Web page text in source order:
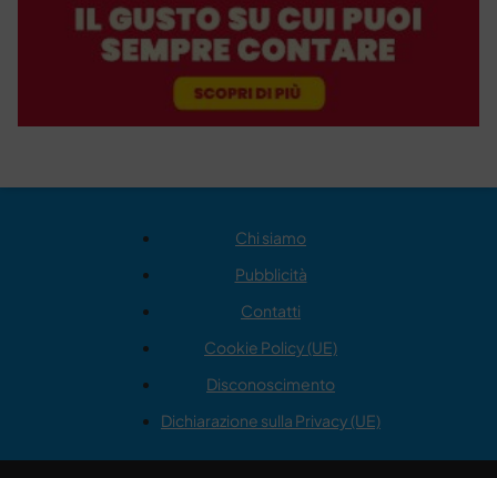
Chi siamo
Pubblicità
Contatti
Cookie Policy (UE)
Disconoscimento
Dichiarazione sulla Privacy (UE)